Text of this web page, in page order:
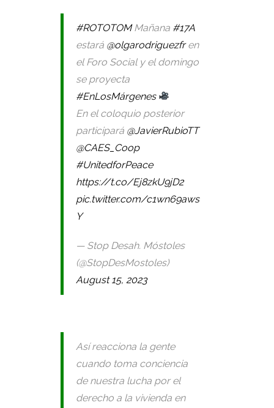
#ROTOTOMMañana #17A
estará @olgarodriguezfren
el Foro Social y el domingo
se proyecta
#EnLosMárgenes
En el coloquio posterior
participará @JavierRubioTT
@CAES_Coop
#UnitedforPeace
https://t.co/Ej8zkU9jD2
pic.twitter.com/c1wn69aws
Y
— Stop Desah. Móstoles
(@StopDesMostoles)
August 15, 2023
Así reacciona la gente
cuando toma conciencia
de nuestra lucha por el
derecho a la vivienda en